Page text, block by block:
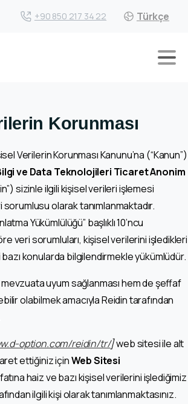
+90 850 217 34 22 Türkçe
Korunması
Verilerin Korunması Kanunu’na (“Kanun”)
ve Data Teknolojileri Ticaret Anonim
sizinle ilgili kişisel verileri işlemesi
olarak tanımlanmaktadır.
Yükümlülüğü” başlıklı 10’ncu
veri sorumluları, kişisel verilerini işledikleri
konularda bilgilendirmekle yükümlüdür.
uyum sağlanması hem de şeffaf
olabilmek amacıyla Reidin tarafından
option.com/reidin/tr/]web sitesi ile alt
ettiğiniz içinWeb Sitesi
haiz ve bazı kişisel verilerini işlediğimiz
ilgili kişi olarak tanımlanmaktasınız.